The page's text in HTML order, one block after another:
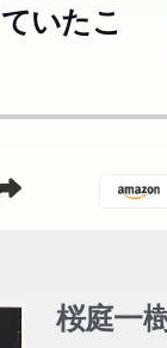
いたこ
桜庭一